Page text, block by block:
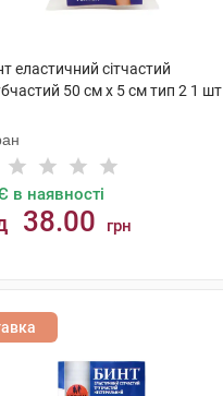
еластичний сітчастий
50 см х 5 см тип 2 1 шт
в наявності
38.00 грн